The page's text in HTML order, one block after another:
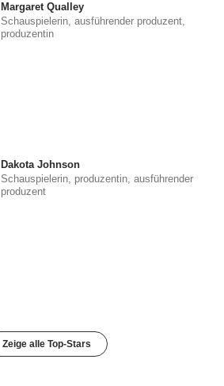
Margaret Qualley
Schauspielerin, ausführender produzent,
produzentin
Dakota Johnson
Schauspielerin, produzentin, ausführender
produzent
Zeige alle Top-Stars